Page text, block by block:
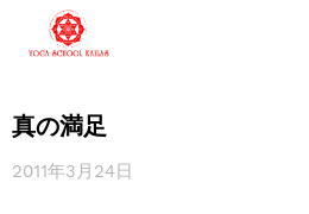
真の満足
2011年3月24日